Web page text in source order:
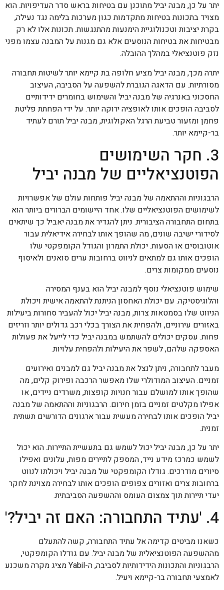
יתר על כן, מבנה יביל מתוכנן עם בטיחות בראש סדר העדיפויות. הוא
מצויד בתכונות בטיחות מתקדמות כגון מערכות בלימה נגד נעילה,
בקרת יציבות וטכנולוגיית הימנעות מהתנגשות. תכונות אלו לא רק
מבטיחות את בטיחות הנוסעים אלא גם מגנות על המבנה עצמו מפני
נזק פוטנציאלי במהלך ההובלה.
יתרה מכך, מבנה יביל מציע חלופה בת קיימא יותר לשיטות תחבורה
מסורתיות. עם הדאגה הגוברת להשפעה על הסביבה, העיצוב
החסכוני באנרגיה של מבנה יביל והשימוש בחומרים ידידותיים
לסביבה הופכים אותו לאופציה ירוקה יותר. על ידי הפחתת פליטת
פחמן ומזעור טביעת הרגל האקולוגית, מבנה יביל תורם לעתיד
בר-קיימא יותר.
3. חקר השימושים
הפוטנציאליים של מבנה יביל
הרבגוניות וההתאמה של מבנה יביל פותחות עולם של אפשרויות
לשימושים הפוטנציאליים שלו. אחד היישומים הברורים ביותר הוא
בתחום התחבורה הציבורית. ניתן להגדיר את מבנה יאביל כך שיתאים
לסידורי ישיבה שונים, מה שהופך אותו לבחירה אידיאלית עבור
אוטובוסים או הסעות. יכולת התמרון והגודל הקומפקטי שלו
הופכים אותו גם למתאים לניווט ברחובות ערים סואנים ולאיסוף
נוסעים ממקומות צרים.
שימוש פוטנציאלי נוסף למבנה יביל הוא בענף המסירה
והלוגיסטיקה. עם יכולת האחסון הניתנת להתאמה אישית ויכולת
הניווט שלו בסמטאות צרות, מבנה יביל יכול להעביר סחורות ביעילות
באזורים עירוניים, ולהפחית את הצורך בכלי רכב גדולים יותר וזריזים
פחות. עסקים יכולים להשתמש במבנה יביל כדי לייעל את פעולות
האספקה שלהם, לשפר את היעילות ולהפחית עלויות.
מעבר לתחבורה, ניתן לנצל את מבנה יביל גם למבנים ואירועים
זמניים. העיצוב המודולרי שלו מאפשר הרכבה ופירוק קלים, מה
שהופך אותו למושלם עבור חנויות קופצות, משרדים ניידים, או
אפילו מקלטים זמניים בזמן חירום. הרבגוניות וההתאמה של מבנה
יביל הופכים אותו לבחירה מעשית עבור ארגונים הדורשים תשתית
זמנית.
יתר על כן, מבנה יביל יכול לשמש גם בתעשיית התיירות. הוא יכול
לשמש כמרכז מידע נייד, המספק לתיירים מפות, עלונים ואפילו
סיורים מודרכים. גודלו הקומפקטי של מבנה יביל ויכולתו לנווט
ברחובות צרים ואזורים צפופים הופכים אותו לבחירה מצוינת לחקר
יעדי תיירות תוך צמצום העומס וההשפעה הסביבתית.
4. 'עתיד התחבורה: האם זה יביל?'
כשאנו מביטים קדימה אל עתיד התחבורה, קשה להתעלם
מההשפעה הפוטנציאלית של מבנה יביל. עם גודלו הקומפקטי,
הרבגוניות והתכונות הידידותיות לסביבה, ה-Yabil מציג מקרה משכנע
לאמצעי תחבורה בר-קיימא ויעיל.